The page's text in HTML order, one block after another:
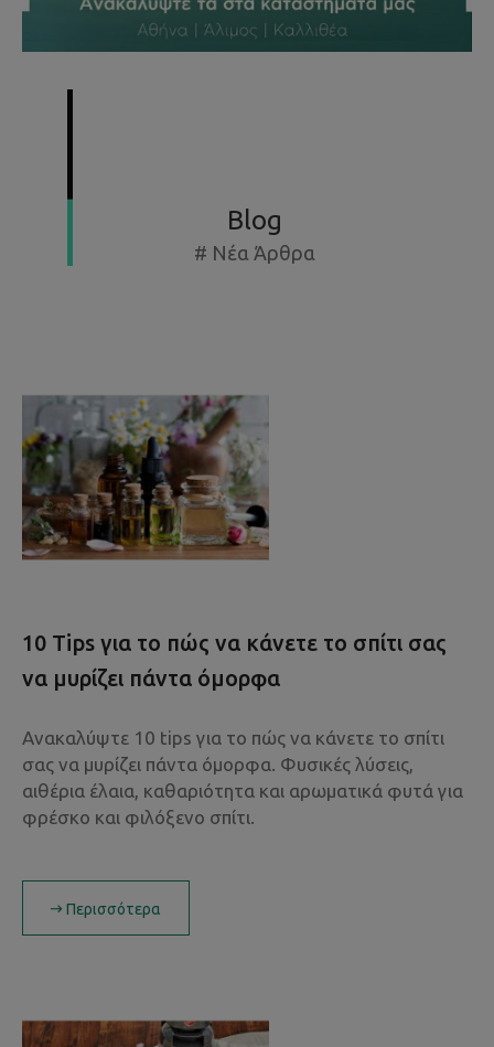
Blog
# Νέα Άρθρα
10 Tips για το πώς να κάνετε το σπίτι σας
να μυρίζει πάντα όμορφα
Ανακαλύψτε 10 tips για το πώς να κάνετε το σπίτι
σας να μυρίζει πάντα όμορφα. Φυσικές λύσεις,
αιθέρια έλαια, καθαριότητα και αρωματικά φυτά για
φρέσκο και φιλόξενο σπίτι.
Περισσότερα